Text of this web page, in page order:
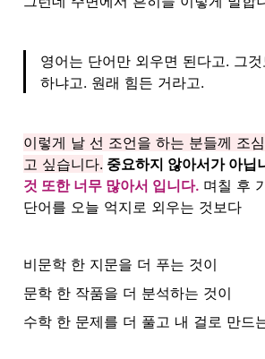
영어는 단어만 외우면 된다고. 그
하냐고. 원래 힘든 거라고.
이렇게 날 선 조언을 하는 분들께 조
고 싶습니다. 중요하지 않아서가 아닙
것 또한 너무 많아서 입니다. 며칠 후
단어를 오늘 억지로 외우는 것보다
비문학 한 지문을 더 푸는 것이
문학 한 작품을 더 분석하는 것이
수학 한 문제를 더 풀고 내 걸로 만드